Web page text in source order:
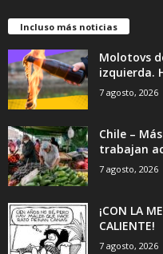
Incluso más noticias
Molotovs
izquierda.
7 agosto, 2026
Chile –
trabajan
7 agosto, 2026
¡CON LA
CALIENTE!
7 agosto, 2026